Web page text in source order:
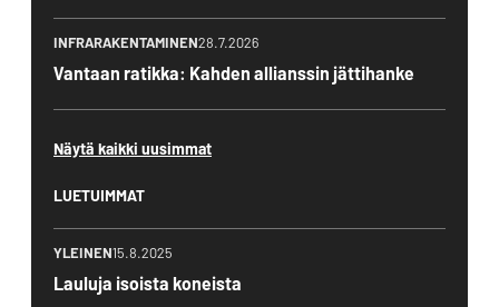
INFRARAKENTAMINEN28.7.2026
Vantaan ratikka: Kahden allianssin jättihanke
Näytä kaikki uusimmat
LUETUIMMAT
YLEINEN15.8.2025
Lauluja isoista koneista